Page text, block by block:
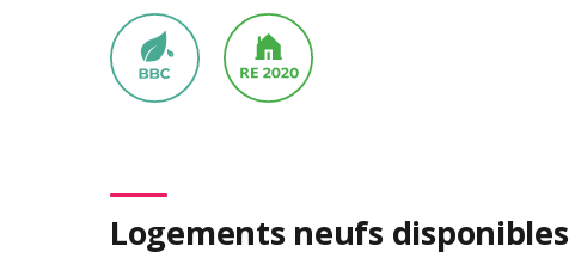
Logements neufs disponibles